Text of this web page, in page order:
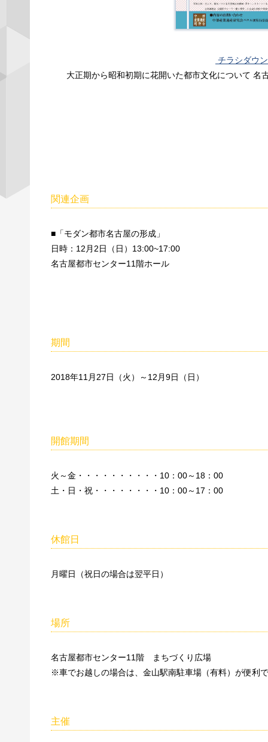
チラシダウ
大正期から昭和初期に花開いた都市文化について 名
関連企画
■「モダン都市名古屋の形成」
日時：12月2日（日）13:00~17:00
名古屋都市センター11階ホール
期間
2018年11月27日（火）～12月9日（日）
開館期間
火～金・・・・・・・・・・10：00～18：00
土・日・祝・・・・・・・・10：00～17：00
休館日
月曜日（祝日の場合は翌平日）
場所
名古屋都市センター11階 まちづくり広場
※車でお越しの場合は、金山駅南駐車場（有料）が便利
主催